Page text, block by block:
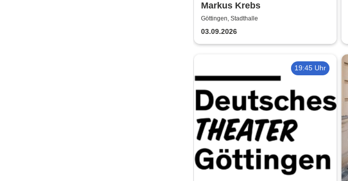
Markus Krebs
Göttingen, Stadthalle
03.09.2026
19:45 Uhr